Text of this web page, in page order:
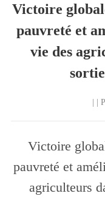
Victoire
pauvreté et
vie des
| |
Victoire
pauvreté et
agriculteurs